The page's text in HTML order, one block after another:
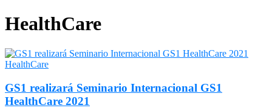
HealthCare
HealthCare
GS1 realizará Seminario Internacional GS1
HealthCare 2021